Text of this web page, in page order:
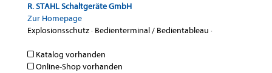
R. STAHL Schaltgeräte GmbH
Zur Homepage
Explosionsschutz· Bedienterminal / Bedientableau ·
Katalog vorhanden
Online-Shop vorhanden